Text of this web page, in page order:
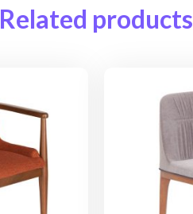
Related products